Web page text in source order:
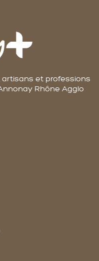
et professions
Rhône Agglo